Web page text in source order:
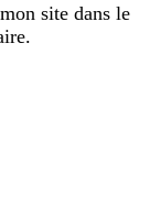
site dans le